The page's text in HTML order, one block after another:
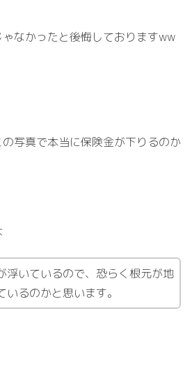
なかったと後悔しておりますww
写真で本当に保険金が下りるのか
浮いているので、恐らく根元が地
いるのかと思います。